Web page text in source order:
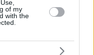
of my
with the